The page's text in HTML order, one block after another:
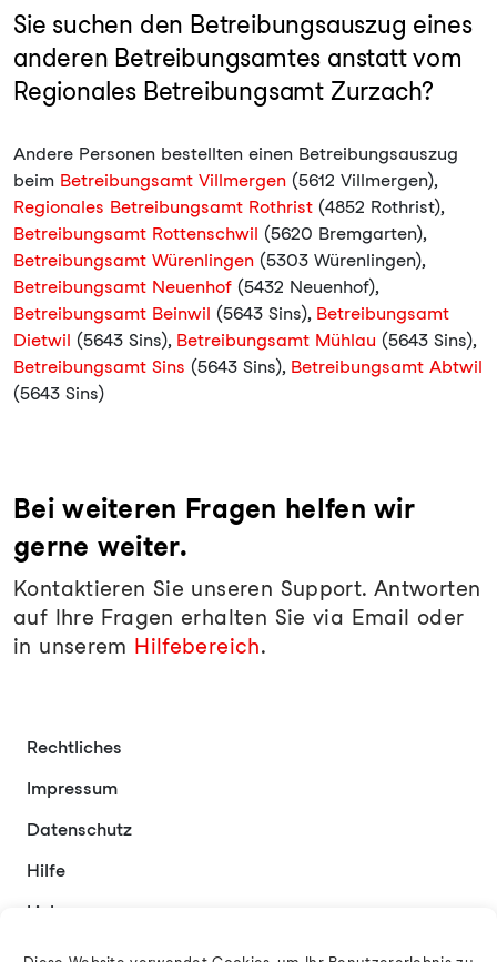
Sie suchen den Betreibungsauszug eines
anderen Betreibungsamtes anstatt vom
Regionales Betreibungsamt Zurzach?
Andere Personen bestellten einen Betreibungsauszug
beim Betreibungsamt Villmergen (5612 Villmergen),
Regionales Betreibungsamt Rothrist (4852 Rothrist),
Betreibungsamt Rottenschwil (5620 Bremgarten),
Betreibungsamt Würenlingen (5303 Würenlingen),
Betreibungsamt Neuenhof (5432 Neuenhof),
Betreibungsamt Beinwil (5643 Sins), Betreibungsamt
Dietwil (5643 Sins), Betreibungsamt Mühlau (5643 Sins),
Betreibungsamt Sins (5643 Sins), Betreibungsamt Abtwil
(5643 Sins)
Bei weiteren Fragen helfen wir
gerne weiter.
Kontaktieren Sie unseren Support. Antworten
auf Ihre Fragen erhalten Sie via Email oder
in unserem Hilfebereich.
Rechtliches
Impressum
Datenschutz
Hilfe
Links
Kontakt